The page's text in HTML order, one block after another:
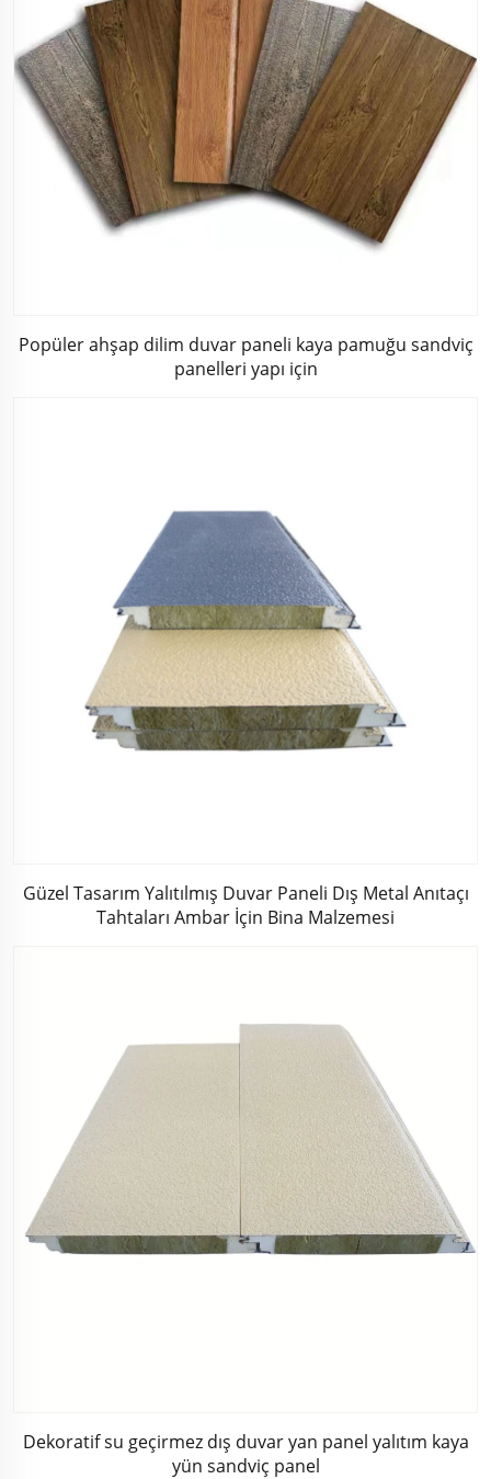
Popüler ahşap dilim duvar paneli kaya pamuğu sandviç
panelleri yapı için
Güzel Tasarım Yalıtılmış Duvar Paneli Dış Metal Anıtaçı
Tahtaları Ambar İçin Bina Malzemesi
Dekoratif su geçirmez dış duvar yan panel yalıtım kaya
yün sandviç panel